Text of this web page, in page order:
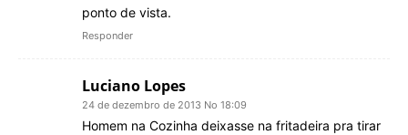
ponto de vista.
Responder
Luciano Lopes
24 de dezembro de 2013 No 18:09
Homem na Cozinha deixasse na fritadeira pra tirar